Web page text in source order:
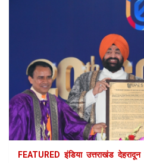
FEATURED इंडिया उत्तराखंड देहरादून